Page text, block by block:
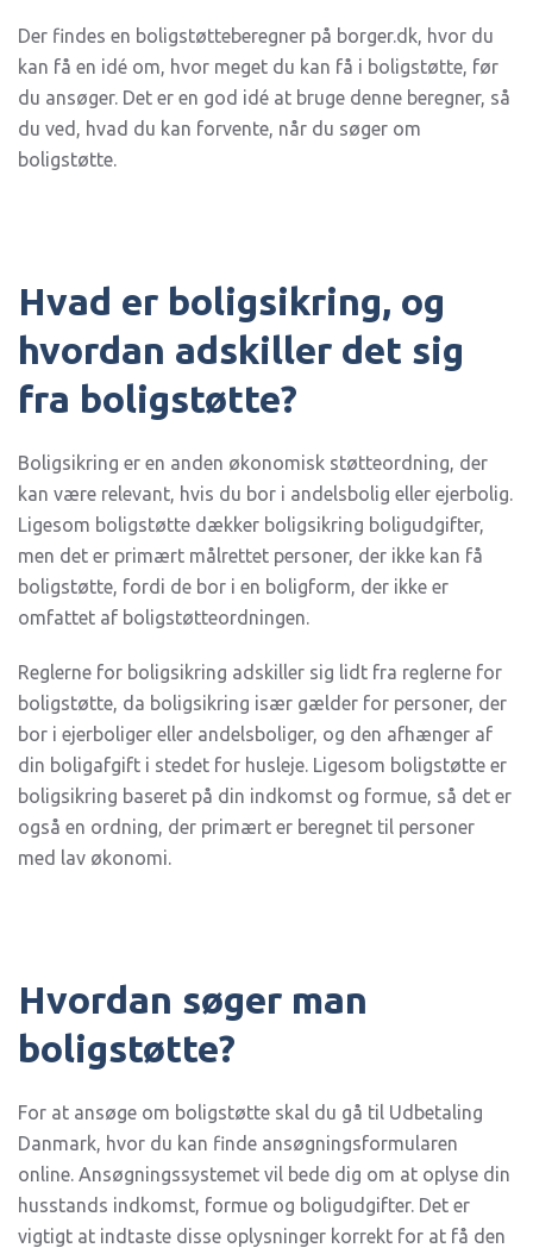
Der findes en boligstøtteberegner på borger.dk, hvor du
kan få en idé om, hvor meget du kan få i boligstøtte, før
du ansøger. Det er en god idé at bruge denne beregner, så
du ved, hvad du kan forvente, når du søger om
boligstøtte.
Hvad er boligsikring, og
hvordan adskiller det sig
fra boligstøtte?
Boligsikring er en anden økonomisk støtteordning, der
kan være relevant, hvis du bor i andelsbolig eller ejerbolig.
Ligesom boligstøtte dækker boligsikring boligudgifter,
men det er primært målrettet personer, der ikke kan få
boligstøtte, fordi de bor i en boligform, der ikke er
omfattet af boligstøtteordningen.
Reglerne for boligsikring adskiller sig lidt fra reglerne for
boligstøtte, da boligsikring især gælder for personer, der
bor i ejerboliger eller andelsboliger, og den afhænger af
din boligafgift i stedet for husleje. Ligesom boligstøtte er
boligsikring baseret på din indkomst og formue, så det er
også en ordning, der primært er beregnet til personer
med lav økonomi.
Hvordan søger man
boligstøtte?
For at ansøge om boligstøtte skal du gå til Udbetaling
Danmark, hvor du kan finde ansøgningsformularen
online. Ansøgningssystemet vil bede dig om at oplyse din
husstands indkomst, formue og boligudgifter. Det er
vigtigt at indtaste disse oplysninger korrekt for at få den